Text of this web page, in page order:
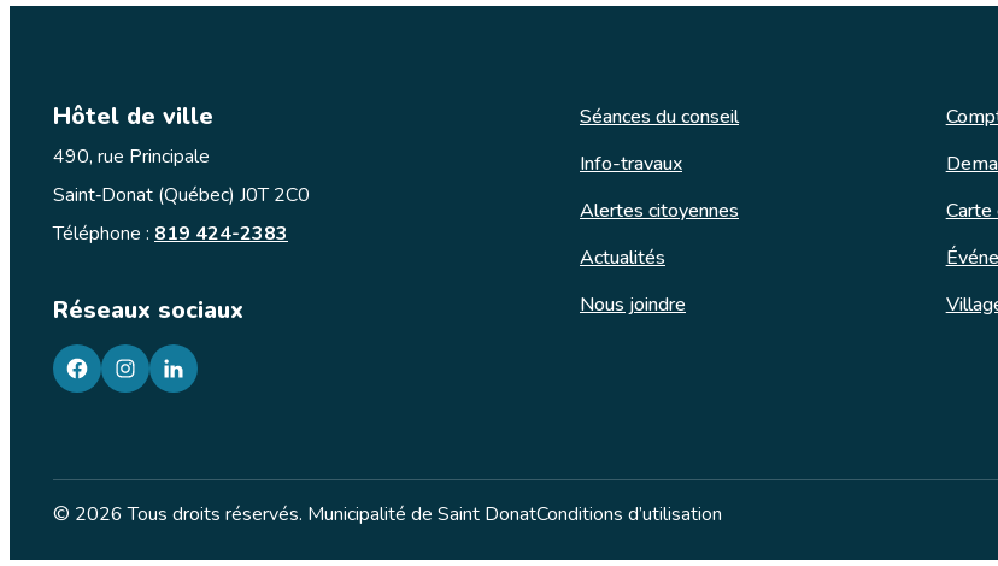
Hôtel de ville
490, rue Principale
Saint‑Donat (Québec) J0T 2C0
Téléphone : 819 424-2383
Réseaux sociaux
facebookgoogleplusgoogleplus
Séances du conseil
Info-travaux
Alertes citoyennes
Carte
Actualités
Nous joindre
© 2026 Tous droits réservés. Municipalité de Saint DonatConditions d’utilisation